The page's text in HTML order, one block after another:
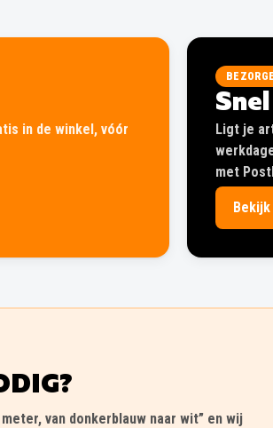
in de winkel, vóór
Ligt je
met
van donkerblauw naar wit” en wij